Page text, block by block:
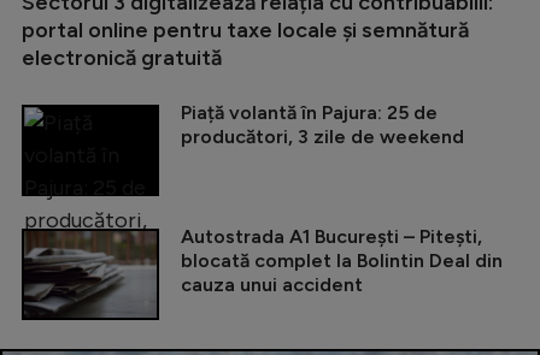
portal online pentru taxe locale și semnătură
electronică gratuită
Piață volantă în Pajura: 25 de
producători, 3 zile de weekend
Autostrada A1 București – Pitești,
blocată complet la Bolintin Deal din
cauza unui accident